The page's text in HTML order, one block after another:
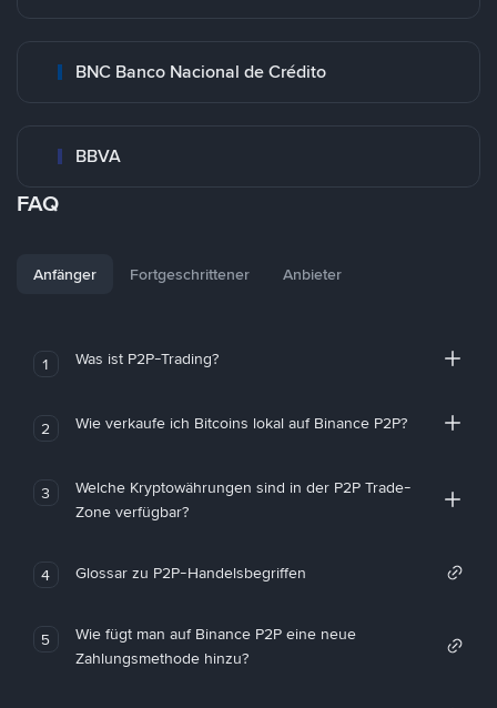
BNC Banco Nacional de Crédito
BBVA
FAQ
Anfänger Fortgeschrittener Anbieter
1 Was ist P2P-Trading?
2 Wie verkaufe ich Bitcoins lokal auf Binance P2P?
3
Welche Kryptowährungen sind in der P2P Trade-
Zone verfügbar?
4 Glossar zu P2P-Handelsbegriffen
5
Wie fügt man auf Binance P2P eine neue
Zahlungsmethode hinzu?